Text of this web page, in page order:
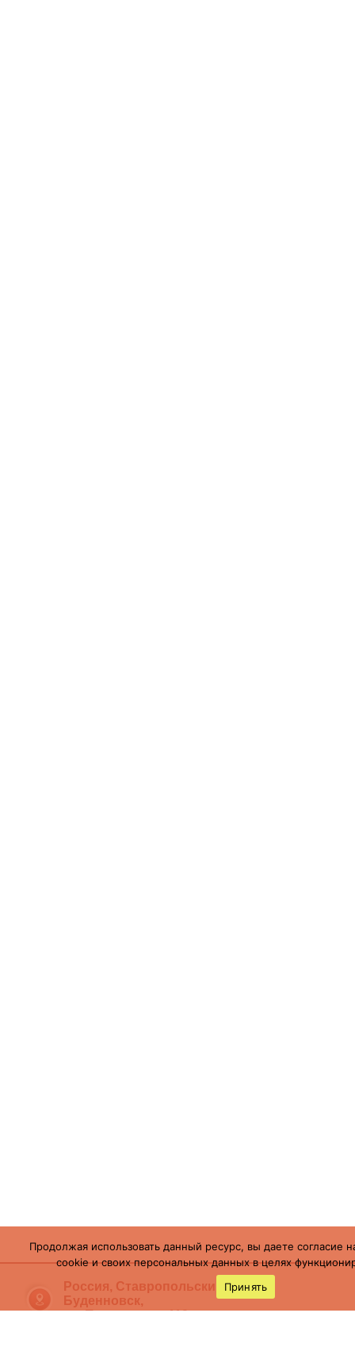
Россия, Ставропольский край, г.
Буденновск,
ул. Пушкинская, 113
Продолжая использовать данный ресурс, вы даете согласие
cookie и своих персональных данных в целях
Принять